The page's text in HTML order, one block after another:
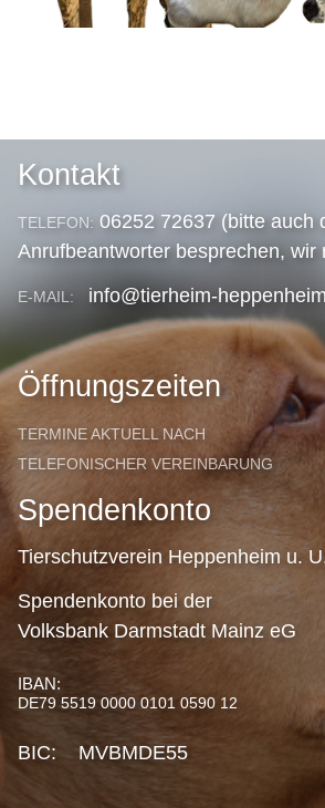
Kontakt
TELEFON: 06252 72637 (bitte auch
Anrufbeantworter besprechen, wir
E-MAIL: info@tierheim-
Öffnungszeiten
TERMINE AKTUELL NACH
TELEFONISCHER VEREINBARUNG
Spendenkonto
Tierschutzverein Heppenheim u.
Spendenkonto bei der
Volksbank Darmstadt Mainz eG
IBAN:
DE79 5519 0000 0101 0590 12
BIC: MVBMDE55